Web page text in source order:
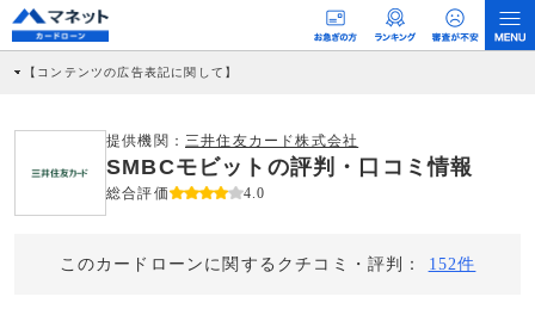
【コンテンツの広告表記に関して】
社に対して企業から紹介報酬が支払われるという収益モデルです。 ただし、特定の
商品を根拠なくPRするものではなく、当編集部の調査／ユーザーへの口コミ収集な
どに基づき、公平性を担保した情報提供を行っています。
提供機関： 三井住友カード株式会社
SMBCモビットの評判・口コミ情報
総合評価 4.0
このカードローンに関するクチコミ・評判： 152件